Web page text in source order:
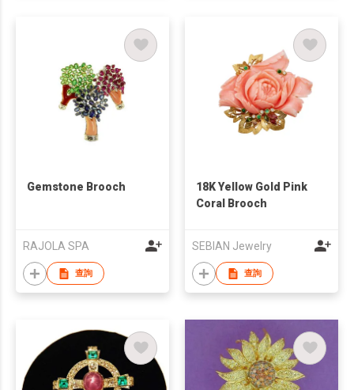
Gemstone Brooch
RAJOLA SPA
查詢
18K Yellow Gold Pink
Coral Brooch
SEBIAN Jewelry
查詢